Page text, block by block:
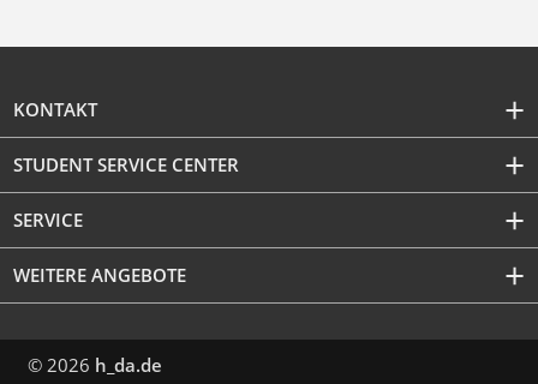
KONTAKT
STUDENT SERVICE CENTER
SERVICE
WEITERE ANGEBOTE
© 2026 h_da.de